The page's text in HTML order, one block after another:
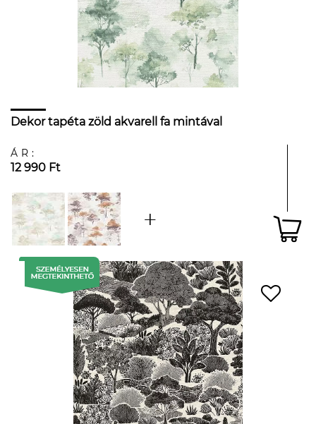
Dekor tapéta zöld akvarell fa mintával
ÁR:
12 990 Ft